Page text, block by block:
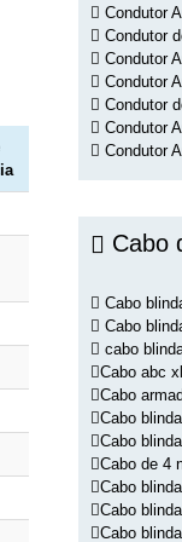
Condutor
Condutor
Condutor
Condutor
Condutor
Condutor
Condutor
Cabo
Cabo
Cabo
cabo
Cabo abc
Cabo
Cabo
Cabo
Cabo de 4
Cabo
Cabo
Cabo